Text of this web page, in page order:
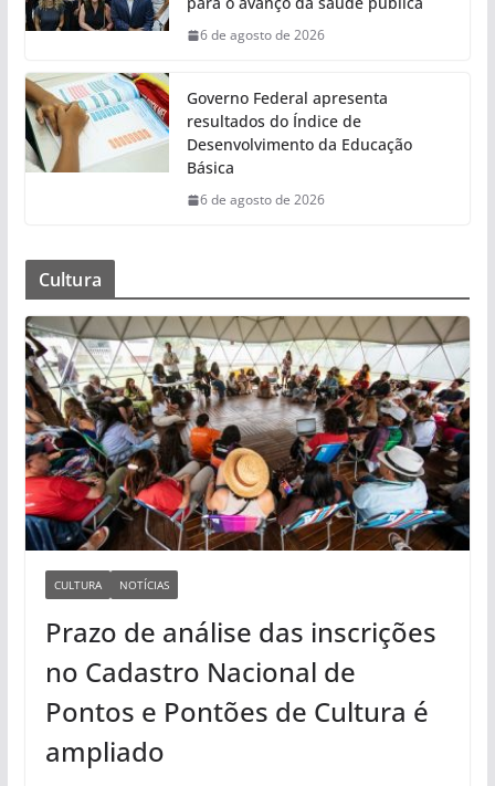
6 de agosto de 2026
Governo Federal apresenta
resultados do Índice de
Desenvolvimento da Educação
Básica
6 de agosto de 2026
Cultura
CULTURA NOTÍCIAS
Prazo de análise das inscrições
no Cadastro Nacional de
Pontos e Pontões de Cultura é
ampliado